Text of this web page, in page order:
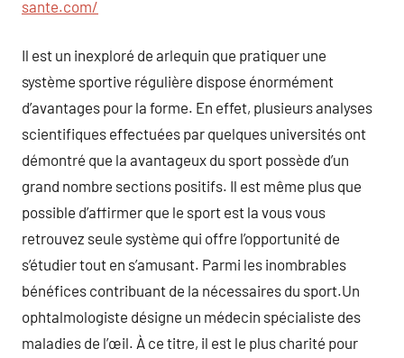
sante.com/
Il est un inexploré de arlequin que pratiquer une
système sportive régulière dispose énormément
d’avantages pour la forme. En effet, plusieurs analyses
scientifiques effectuées par quelques universités ont
démontré que la avantageux du sport possède d’un
grand nombre sections positifs. Il est même plus que
possible d’affirmer que le sport est la vous vous
retrouvez seule système qui offre l’opportunité de
s’étudier tout en s’amusant. Parmi les inombrables
bénéfices contribuant de la nécessaires du sport.Un
ophtalmologiste désigne un médecin spécialiste des
maladies de l’œil. À ce titre, il est le plus charité pour